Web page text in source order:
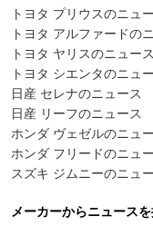
トヨタ プリウスのニュ
トヨタ アルファードの
トヨタ ヤリスのニュース
トヨタ シエンタのニュ
日産 セレナのニュース
日産 リーフのニュース
ホンダ ヴェゼルのニュ
ホンダ フリードのニュ
スズキ ジムニーのニュ
メーカーからニュース